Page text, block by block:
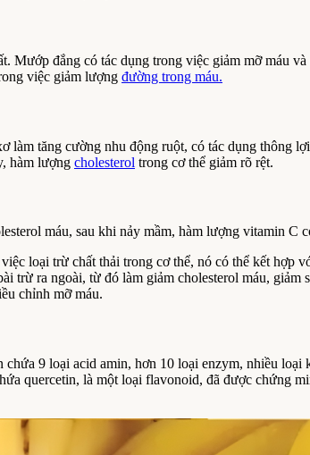
đắng có tác dụng trong việc giảm mỡ máu và
việc giảm lượng đường trong máu.
làm tăng cường nhu động ruột, có tác dụng thông
hàm lượng cholesterol trong cơ thể giảm rõ rệt.
máu, sau khi nảy mầm, hàm lượng vitamin C
loại trừ chất thải trong cơ thể, nó có thể kết hợp
trừ ra ngoài, từ đó làm giảm cholesterol máu, giảm
chỉnh mỡ máu.
9 loại acid amin, hơn 10 loại enzym, nhiều loại
quercetin, là một loại flavonoid, đã được chứng